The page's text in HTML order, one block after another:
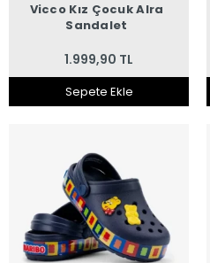
Vicco Kız Çocuk Alra
Sandalet
1.999,90 TL
Sepete Ekle